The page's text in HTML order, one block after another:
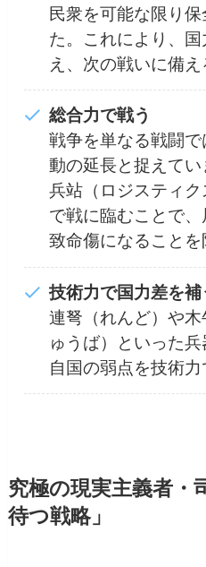
民衆を可能な限り
た。これにより、
え、次の戦いに備え
総合力で戦う
戦争を単なる戦闘
動の延長と捉えてい
兵站（ロジスティ
で戦に臨むことで
致命傷になることを
技術力で国力差を補
連弩（れんど）や
ゅうば）といった兵
自国の弱点を技術力
究極の現実主義者・
待つ戦略」